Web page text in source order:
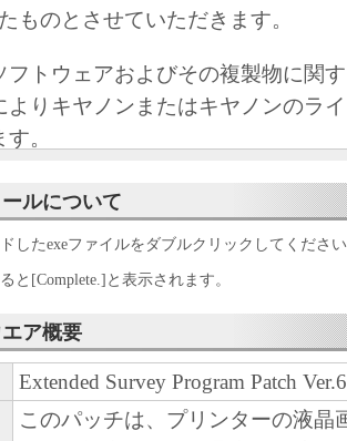
ものとさせていただきます。
フトウェアおよびその複製物に関
よりキヤノンまたはキヤノンのラ
す。
います。）に対し、本ソフトウェ
製品を利用する目的で本ソフトウ
的権利を許諾します。
、リバース・エンジニアリング、
アセンブル等することはできませ
ノン、キヤノンマーケティングジ
キヤノンのライセンサーは、本ソ
ルについて
したexeファイルをダブルクリックしてくださ
と[Complete.]と表示されます。
ア概要
Extended Survey Program Patch
このパッチは、プリンターの液晶